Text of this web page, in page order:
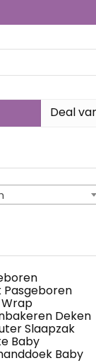
Deal
Pasgeboren
Deken
Slaapzak
Baby
Baby